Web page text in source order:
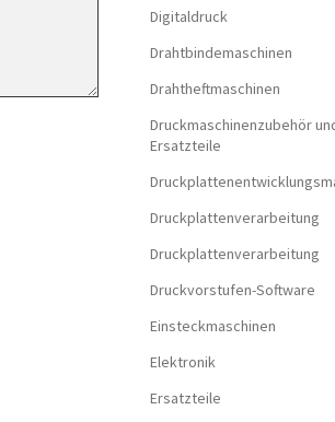
Digitaldruck
Drahtbindemaschinen
Drahtheftmaschinen
Druckmaschinenzubehör
Ersatzteile
Druckplattenverarbeitung
Druckplattenverarbeitung
Druckvorstufen-Software
Einsteckmaschinen
Elektronik
Ersatzteile